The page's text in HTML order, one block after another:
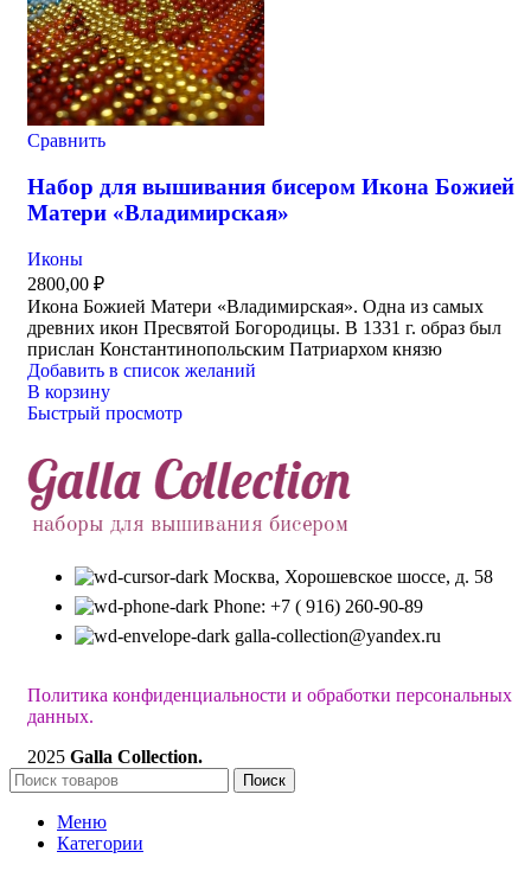
Сравнить
Набор для вышивания бисером Икона Божией
Матери «Владимирская»
Иконы
2800,00 ₽
Икона Божией Матери «Владимирская». Одна из самых
древних икон Пресвятой Богородицы. В 1331 г. образ был
прислан Константинопольским Патриархом князю
Добавить в список желаний
В корзину
Быстрый просмотр
Москва, Хорошевское шоссе, д. 58
Phone: +7 ( 916) 260-90-89
galla-collection@yandex.ru
Политика конфиденциальности и обработки персональных
данных.
2025 Galla Collection.
Поиск
Меню
Категории